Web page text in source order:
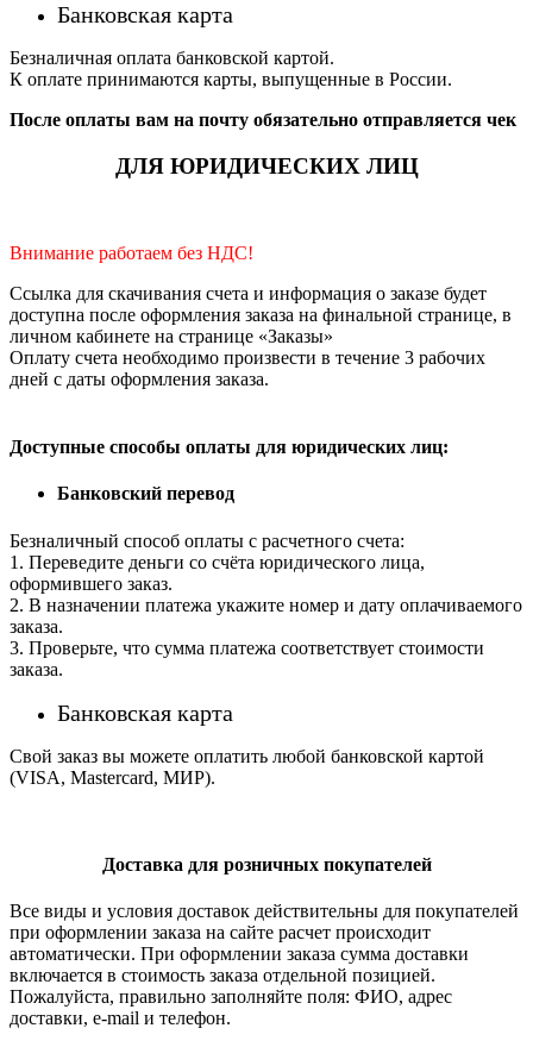
Банковская карта
Безналичная оплата банковской картой.
К оплате принимаются карты, выпущенные в России.
После оплаты вам на почту обязательно отправляется чек
ДЛЯ ЮРИДИЧЕСКИХ ЛИЦ
Внимание работаем без НДС!
Ссылка для скачивания счета и информация о заказе будет
доступна после оформления заказа на финальной странице, в
личном кабинете на странице «Заказы»
Оплату счета необходимо произвести в течение 3 рабочих
дней с даты оформления заказа.
Доступные способы оплаты для юридических лиц:
Банковский перевод
Безналичный способ оплаты с расчетного счета:
1. Переведите деньги со счёта юридического лица,
оформившего заказ.
2. В назначении платежа укажите номер и дату оплачиваемого
заказа.
3. Проверьте, что сумма платежа соответствует стоимости
заказа.
Банковская карта
Свой заказ вы можете оплатить любой банковской картой
(VISA, Mastercard, МИР).
Доставка для розничных покупателей
Все виды и условия доставок действительны для покупателей
при оформлении заказа на сайте расчет происходит
автоматически. При оформлении заказа сумма доставки
включается в стоимость заказа отдельной позицией.
Пожалуйста, правильно заполняйте поля: ФИО, адрес
доставки, e-mail и телефон.